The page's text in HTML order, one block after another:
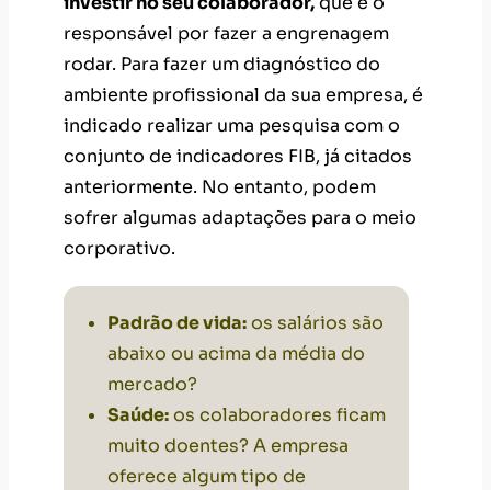
responsável por fazer a engrenagem
rodar. Para fazer um diagnóstico do
ambiente profissional da sua empresa, é
indicado realizar uma pesquisa com o
conjunto de indicadores FIB, já citados
anteriormente. No entanto, podem
sofrer algumas adaptações para o meio
corporativo.
Padrão de vida:os salários são
abaixo ou acima da média do
mercado?
Saúde:os colaboradores ficam
muito doentes? A empresa
oferece algum tipo de